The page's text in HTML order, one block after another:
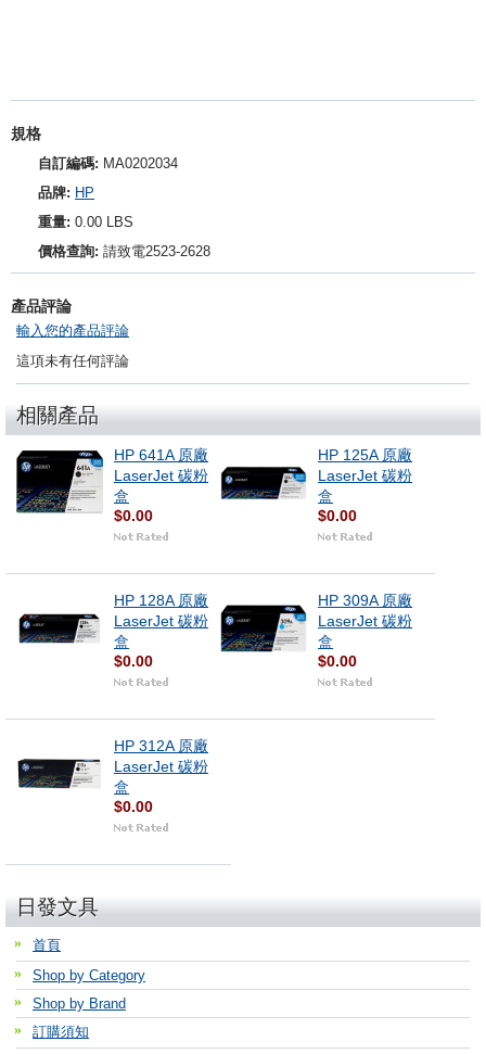
規格
自訂編碼: MA0202034
品牌: HP
重量: 0.00 LBS
價格查詢: 請致電2523-2628
產品評論
輸入您的產品評論
這項未有任何評論
相關產品
HP 641A 原廠
LaserJet 碳粉
盒
$0.00
HP 125A 原廠
LaserJet 碳粉
盒
$0.00
HP 128A 原廠
LaserJet 碳粉
盒
$0.00
HP 309A 原廠
LaserJet 碳粉
盒
$0.00
HP 312A 原廠
LaserJet 碳粉
盒
$0.00
日發文具
首頁
Shop by Category
Shop by Brand
訂購須知